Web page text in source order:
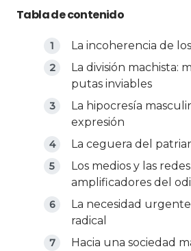
Tabla de contenido
La incoherencia de
La división machista:
putas inviables
La hipocresía
expresión
La ceguera del
Los medios y las
amplificadores del
La necesidad
radical
Hacia una sociedad